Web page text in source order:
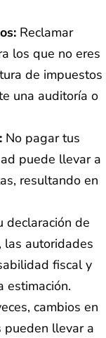
Reclamar
los que no eres
de impuestos
una auditoría o
No pagar tus
puede llevar a
resultando en
declaración de
las autoridades
fiscal y
estimación.
cambios en
pueden llevar a